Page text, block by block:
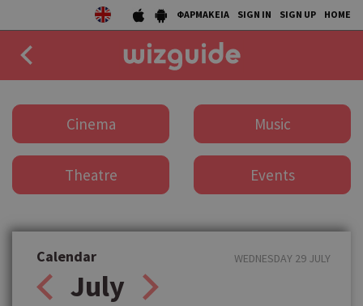
ΦΑΡΜΑΚΕΙΑ SIGN IN SIGN UP HOME
DRINK
COLLECTIONS
STORIES
Cinema Music
Theatre Events
Calendar
July
WEDNESDAY 29 JULY